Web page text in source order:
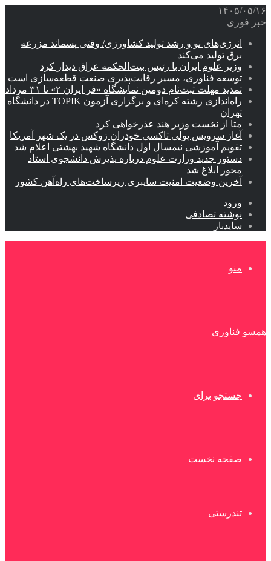
۱۴۰۵/۰۵/۱۶
خبر فوری
انرژی‌های نو و رشد تولید کشاورزی/ وقتی پسماند مزرعه‌
برق تولید می‌کند
وزیر علوم ایران با رئیس بیت‌الحکمه عراق دیدار کرد
توسعه فناوری، مسیر رقابت‌پذیری صنعت قطعه‌سازی است
تمدید مهلت ثبت‌نام دومین نمایشگاه «فر ایران ۲» تا ۳۱ مرداد
راه‌اندازی رشته کره‌ای و برگزاری آزمون TOPIK در دانشگاه
تهران
متا از نخست وزیر هند عذرخواهی کرد
آغاز سرویس پولی تاکسی خودران زوکس در یک شهر آمریکا
تقویم آموزشی نیمسال اول دانشگاه شهید بهشتی اعلام شد
دستور جدید وزارت علوم درباره پذیرش دانشجوی استاد
محور ابلاغ شد
آخرین وضعیت امنیت سایبری زیرساخت‌های راه‌آهن کشور
ورود
نوشته تصادفی
سایدبار
منو
همسو فناوری
جستجو برای
صفحه نخست
تندرستی